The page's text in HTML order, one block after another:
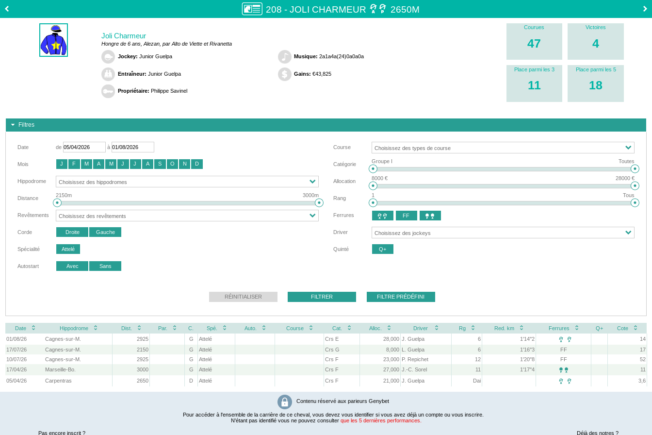
208 - JOLI CHARMEUR  2650M
Joli Charmeur
Hongre de 6 ans, Alezan, par Alto de Viette et Rivanetta
Jockey: Junior Guelpa
Entraîneur: Junior Guelpa
Propriétaire: Philippe Savinel
Musique: 2a1a4a(24)0a0a0a
Gains: €43,825
Courues
47
Victoires
4
Place parmi les 3
11
Place parmi les 5
18
Filtres
Date de à
Mois J F M A M J J A S O N D
Hippodrome
Distance 2150m 3000m
Revêtements
Corde Droite Gauche
Spécialité Attelé
Autostart Avec Sans
Course
Catégorie Groupe I Toutes
Allocation 8000 € 28000 €
Rang 1 Tous
Ferrures  FF 
Driver
Quinté Q+
RÉINITIALISER FILTRER FILTRE PRÉDÉFINI
Date Hippodrome Dist. Par. C. Spé. Auto. Course Cat. Alloc. Driver Rg Red. km Ferrures Q+
Cote
01/08/26
Cagnes-sur-M. 2925 G Attelé Crs E 28,000 J. Guelpa 6 1'14''2  
14
17/07/26
Cagnes-sur-M. 2150 G Attelé Crs G 8,000 L. Guelpa 6 1'16''3 FF
17
10/07/26
Cagnes-sur-M. 2925 G Attelé Crs F 23,000 P. Repichet 12 1'20''8 FF
52
17/04/26
Marseille-Bo. 3000 G Attelé Crs F 27,000 J.-C. Sorel 11 1'17''4 
11
05/04/26
Carpentras 2650 D Attelé Crs F 21,000 J. Guelpa Dai   3,6
Contenu réservé aux parieurs Genybet
Pour accéder à l'ensemble de la carrière de ce cheval, vous devez vous identifier si vous avez déjà un compte ou vous inscrire.
N'étant pas identifié vous ne pouvez consulter que les 5 dernières performances.
Déjà des notres ?
Pas encore inscrit ?